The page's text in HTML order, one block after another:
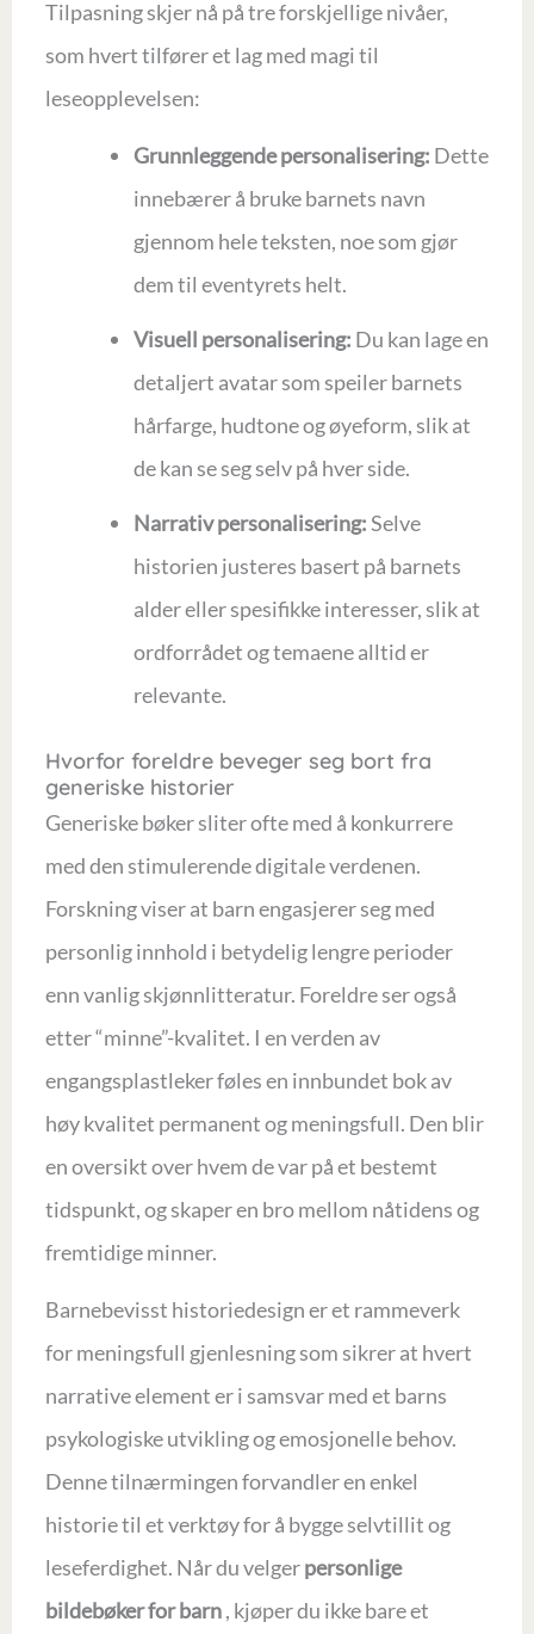
Tilpasning skjer nå på tre forskjellige nivåer,
som hvert tilfører et lag med magi til
leseopplevelsen:
Grunnleggende personalisering: Dette
innebærer å bruke barnets navn
gjennom hele teksten, noe som gjør
dem til eventyrets helt.
Visuell personalisering: Du kan lage en
detaljert avatar som speiler barnets
hårfarge, hudtone og øyeform, slik at
de kan se seg selv på hver side.
Narrativ personalisering:Selve
historien justeres basert på barnets
alder eller spesifikke interesser, slik at
ordforrådet og temaene alltid er
relevante.
Hvorfor foreldre beveger seg bort fra
generiske historier
Generiske bøker sliter ofte med å konkurrere
med den stimulerende digitale verdenen.
Forskning viser at barn engasjerer seg med
personlig innhold i betydelig lengre perioder
enn vanlig skjønnlitteratur. Foreldre ser også
etter “minne”-kvalitet. I en verden av
engangsplastleker føles en innbundet bok av
høy kvalitet permanent og meningsfull. Den blir
en oversikt over hvem de var på et bestemt
tidspunkt, og skaper en bro mellom nåtidens og
fremtidige minner.
Barnebevisst historiedesign er et rammeverk
for meningsfull gjenlesning som sikrer at hvert
narrative element er i samsvar med et barns
psykologiske utvikling og emosjonelle behov.
Denne tilnærmingen forvandler en enkel
historie til et verktøy for å bygge selvtillit og
leseferdighet. Når du velgerpersonlige
bildebøker for barn, kjøper du ikke bare et